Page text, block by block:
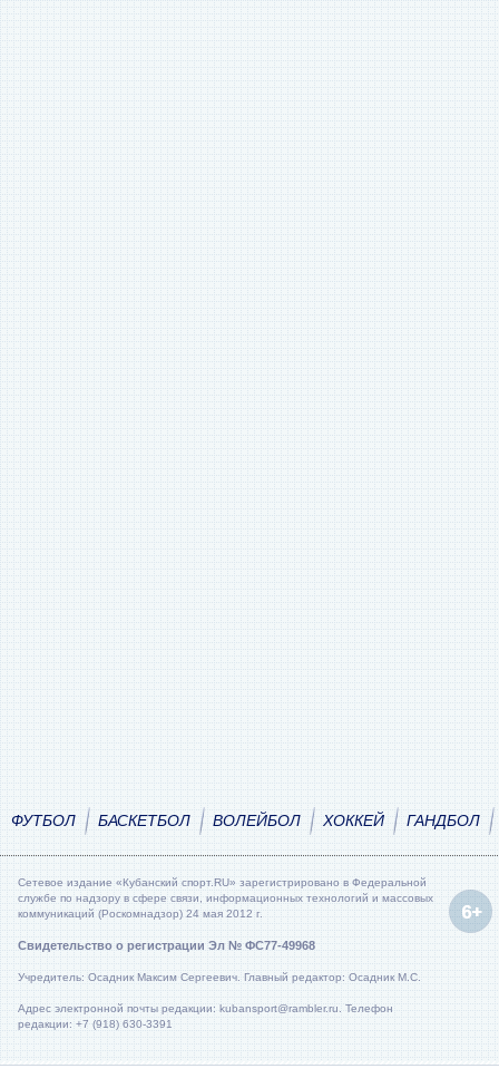
ФУТБОЛ БАСКЕТБОЛ ВОЛЕЙБОЛ ХОККЕЙ ГАНДБОЛ
Сетевое издание «Кубанский спорт.RU» зарегистрировано в Федеральной
службе по надзору в сфере связи, информационных технологий и массовых
коммуникаций (Роскомнадзор) 24 мая 2012 г.
Свидетельство о регистрации Эл № ФС77-49968
Учредитель: Осадник Максим Сергеевич. Главный редактор: Осадник М.С.
Адрес электронной почты редакции: kubansport@rambler.ru. Телефон
редакции: +7 (918) 630-3391